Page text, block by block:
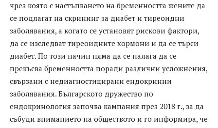
чрез която с настъпването на бременността жените да
се подлагат на скрининг за диабет и тиреоидни
заболявания, а когато се установят рискови фактори,
да се изследват тиреоидните хормони и да се търси
диабет. По този начин няма да се налага да се
прекъсва бременността поради различни усложнения,
свързани с недиагностицирани ендокринни
заболявания. Българското дружество по
ендокринология започва кампания през 2018 г., за да
събуди вниманието на обществото и го информира, че